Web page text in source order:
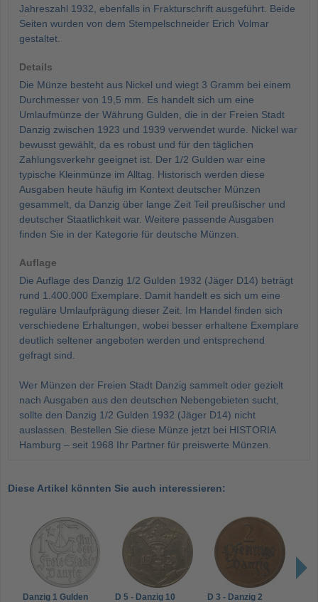
Jahreszahl 1932, ebenfalls in Frakturschrift ausgeführt. Beide
Seiten wurden von dem Stempelschneider Erich Volmar
gestaltet.
Details
Die Münze besteht aus Nickel und wiegt 3 Gramm bei einem
Durchmesser von 19,5 mm. Es handelt sich um eine
Umlaufmünze der Währung Gulden, die in der Freien Stadt
Danzig zwischen 1923 und 1939 verwendet wurde. Nickel war
bewusst gewählt, da es robust und für den täglichen
Zahlungsverkehr geeignet ist. Der 1/2 Gulden war eine
typische Kleinmünze im Alltag. Historisch werden diese
Ausgaben heute häufig im Kontext deutscher Münzen
gesammelt, da Danzig über lange Zeit Teil preußischer und
deutscher Staatlichkeit war. Weitere passende Ausgaben
finden Sie in der Kategorie für deutsche Münzen.
Auflage
Die Auflage des Danzig 1/2 Gulden 1932 (Jäger D14) beträgt
rund 1.400.000 Exemplare. Damit handelt es sich um eine
reguläre Umlaufprägung dieser Zeit. Im Handel finden sich
verschiedene Erhaltungen, wobei besser erhaltene Exemplare
deutlich seltener angeboten werden und entsprechend
gefragt sind.
Wer Münzen der Freien Stadt Danzig sammelt oder gezielt
nach Ausgaben aus den deutschen Nebengebieten sucht,
sollte den Danzig 1/2 Gulden 1932 (Jäger D14) nicht
auslassen. Bestellen Sie diese Münze jetzt bei HISTORIA
Hamburg – seit 1968 Ihr Partner für preiswerte Münzen.
Diese Artikel könnten Sie auch interessieren:
Danzig 1 Gulden
D 5 - Danzig 10
D 3 - Danzig 2